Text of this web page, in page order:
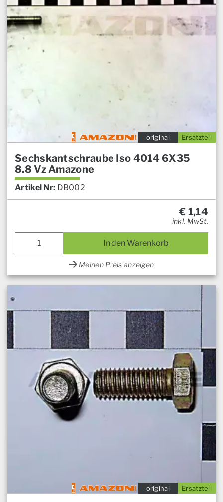
Ersatzteil
original
Sechskantschraube Iso 4014 6X35
8.8 Vz Amazone
Artikel Nr: DB002
€ 1,14
inkl. MwSt.
In den Warenkorb
Meinen Preis anzeigen
Ersatzteil
original